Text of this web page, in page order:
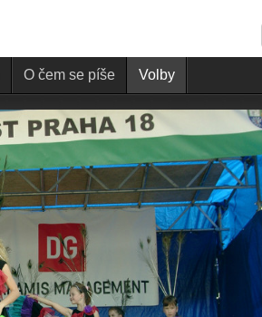
O čem se píše Volby